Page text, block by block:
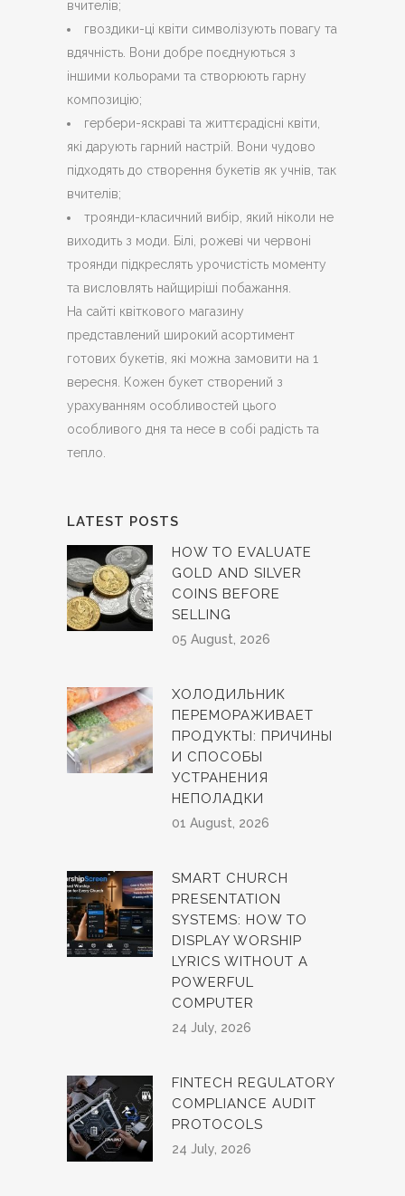
вчителів;
гвоздики-ці квіти символізують повагу та
вдячність. Вони добре поєднуються з
іншими кольорами та створюють гарну
композицію;
гербери-яскраві та життєрадісні квіти,
які дарують гарний настрій. Вони чудово
підходять до створення букетів як учнів, так
вчителів;
троянди-класичний вибір, який ніколи не
виходить з моди. Білі, рожеві чи червоні
троянди підкреслять урочистість моменту
та висловлять найщиріші побажання.
На сайті квіткового магазину
представлений широкий асортимент
готових букетів, які можна замовити на 1
вересня. Кожен букет створений з
урахуванням особливостей цього
особливого дня та несе в собі радість та
тепло.
LATEST POSTS
HOW TO EVALUATE
GOLD AND SILVER
COINS BEFORE
SELLING
05 August, 2026
ХОЛОДИЛЬНИК
ПЕРЕМОРАЖИВАЕТ
ПРОДУКТЫ: ПРИЧИНЫ
И СПОСОБЫ
УСТРАНЕНИЯ
НЕПОЛАДКИ
01 August, 2026
SMART CHURCH
PRESENTATION
SYSTEMS: HOW TO
DISPLAY WORSHIP
LYRICS WITHOUT A
POWERFUL
COMPUTER
24 July, 2026
FINTECH REGULATORY
COMPLIANCE AUDIT
PROTOCOLS
24 July, 2026